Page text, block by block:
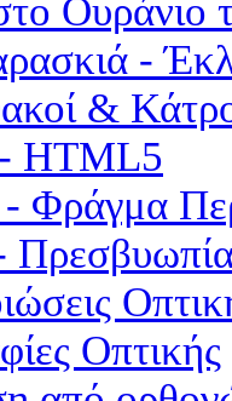
Ουράνιο
-
&
HTML5
Φράγμα
Οπτικής